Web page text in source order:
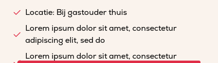
Locatie: Bij gastouder thuis
Lorem ipsum dolor sit amet, consectetur
adipiscing elit, sed do
Lorem ipsum dolor sit amet, consectetur